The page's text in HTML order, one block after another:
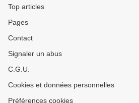
Top articles
Pages
Contact
Signaler un abus
C.G.U.
Cookies et données personnelles
Préférences cookies